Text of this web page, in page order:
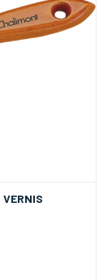
VERNIS